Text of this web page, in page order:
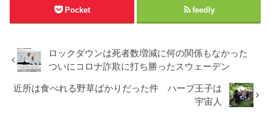
Pocket feedly
ロックダウンは死者数増減に何の関係もなかった
ついにコロナ詐欺に打ち勝ったスウェーデン
近所は食べれる野草ばかりだった件 ハーブ王子は
宇宙人